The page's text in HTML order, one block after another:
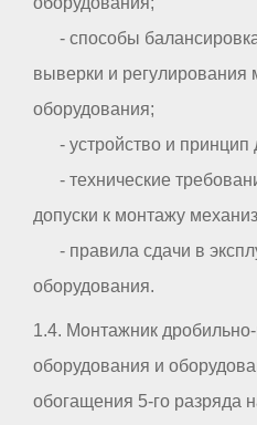
- способы
выверки и регулирования
оборудования;
- устройство и принцип
- технические
допуски к монтажу
- правила сдачи в
оборудования.
1.4. Монтажник
оборудования и
обогащения 5-го разряда